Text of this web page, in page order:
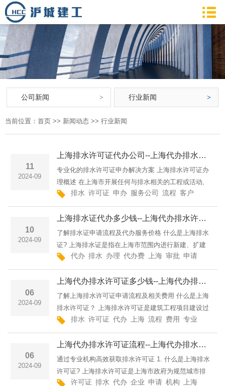
公司新闻 行业新闻
当前位置： 首页 >> 新闻动态 >> 行业新闻
11
2024-09
上海排水许可证代办公司--上海代办排水许可证上海市排水管理服务公司上海闵思建设工程有限公司
专业化的排水许可证申办解决方案 上海排水许可证办
理概述 在上海市开展任何与排水相关的工程或活动,
都需要申请并获得排水许可证。这是一项必须要履行
的行政许可程序,目的是规范和管理城市排水系统,确
保排水
排水 许可证 申办 服务公司 流程 客户
10
2024-09
上海排水证代办多少钱--上海代办排水许可证上海排水证申请代办费用解析上海闵思建设工程有限公司
了解排水证申请流程及代办服务价格 什么是上海排水
证? 上海排水证是指在上海市范围内进行新建、扩建
或改建建筑物、构筑物、管网等工程时,必须先获得的
一种行政许可证件。它主要用于证明工程建设符合当
地排水
代办 排水 办理 代办费 上海 审批 申请
06
2024-09
上海代办排水许可证多少钱--上海代办排水许可证上海排水许可证代办服务价格上海闵思建设工程有限公司
了解上海排水许可证申请流程及相关费用 什么是上海
排水许可证？ 上海排水许可证是建筑工程项目建设过
程中必须办理的一项许可证件。它主要用于管理和规
范建筑物排水系统的建设与使用,确保排水设施符合相
关标准
排水 许可证 代办 上海 流程 费用 专业
06
2024-09
上海代办排水许可证流程--上海代办排水许可证上海排水许可证代办流程全览上海闵思建设工程有限公司
通过专业机构高效获取排水许可证 1. 什么是上海排水
许可证? 上海排水许可证是上海市政府为规范城市排
水秩序而颁发的一种重要许可证。它要求企业在排放
许可证 排水 代办 企业 申请 机构 上海